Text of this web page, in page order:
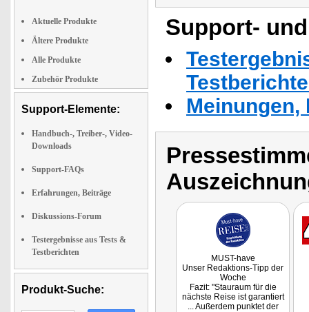
Aktuelle Produkte
Ältere Produkte
Alle Produkte
Zubehör Produkte
Support-Elemente:
Handbuch-, Treiber-, Video-
Downloads
Support-FAQs
Erfahrungen, Beiträge
Diskussions-Forum
Testergebnisse aus Tests &
Testberichten
Produkt-Suche:
Support-
MUST-have
Unser Redaktions-Tipp der
Woche
Fazit: "Stauraum für die
nächste Reise ist garantiert
... Außerdem punktet der